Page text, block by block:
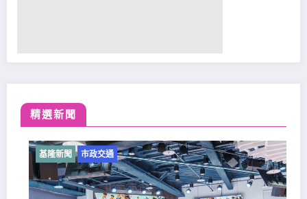
精選新聞
市政交通 基隆新聞